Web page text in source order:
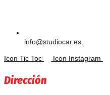
info@studiocar.es
Icon Tic Toc Icon Instagram
Dirección